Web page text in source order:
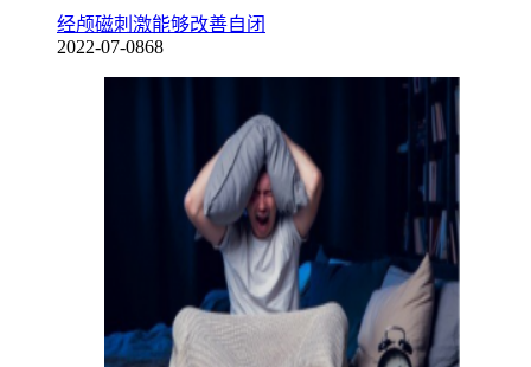
经颅磁刺激能够改善自闭
2022-07-0868